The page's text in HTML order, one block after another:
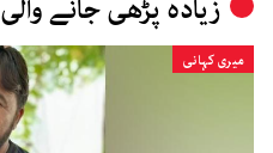
زیادہ پڑھی جانے والی
میری کہانی